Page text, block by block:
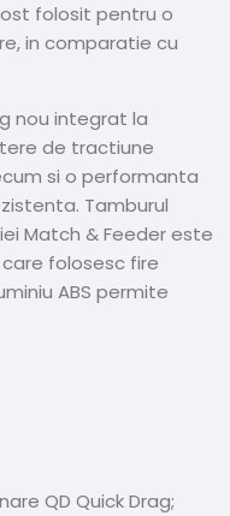
folosit pentru o
in comparatie cu
nou integrat la
de tractiune
si o performanta
Tamburul
Match & Feeder este
folosesc fire
ABS permite
QD Quick Drag;